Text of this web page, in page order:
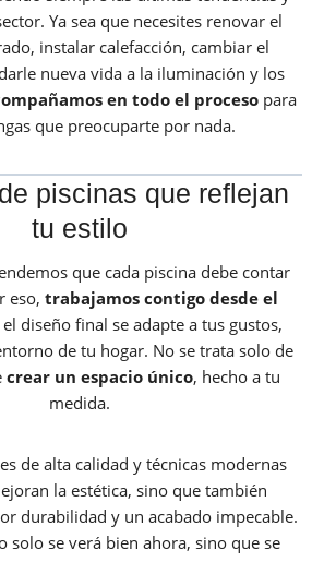
Ya sea que necesites renovar el
instalar calefacción, cambiar el
nueva vida a la iluminación y los
en todo el proceso para
que preocuparte por nada.
piscinas que reflejan
tu estilo
que cada piscina debe contar
eso, trabajamos contigo desde el
diseño final se adapte a tus gustos,
de tu hogar. No se trata solo de
crear un espacio único, hecho a tu
medida.
de alta calidad y técnicas modernas
la estética, sino que también
durabilidad y un acabado impecable.
solo se verá bien ahora, sino que se